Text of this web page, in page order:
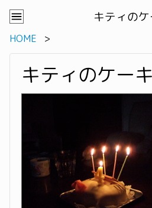
キティのケ
HOME
キティのケーキ